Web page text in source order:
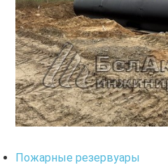
Пожарные резервуары